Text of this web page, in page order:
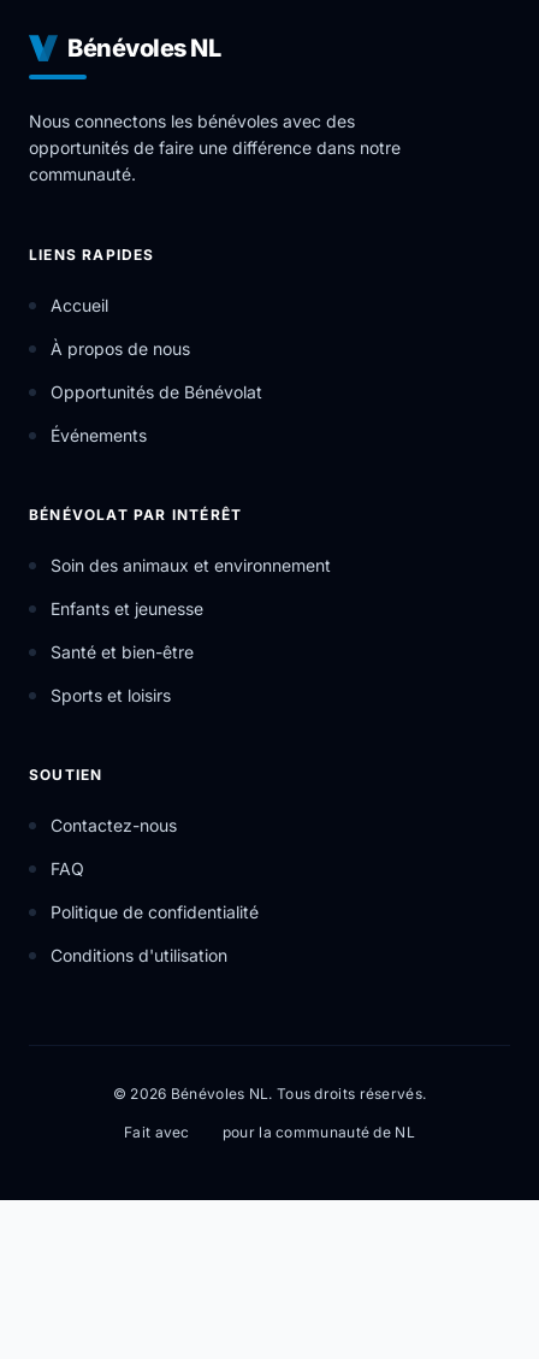
Bénévoles NL
Nous connectons les bénévoles avec des
opportunités de faire une différence dans notre
communauté.
LIENS RAPIDES
Accueil
À propos de nous
Opportunités de Bénévolat
Événements
BÉNÉVOLAT PAR INTÉRÊT
Soin des animaux et environnement
Enfants et jeunesse
Santé et bien-être
Sports et loisirs
SOUTIEN
Contactez-nous
FAQ
Politique de confidentialité
Conditions d'utilisation
© 2026 Bénévoles NL. Tous droits réservés.
Fait avec pour la communauté de NL